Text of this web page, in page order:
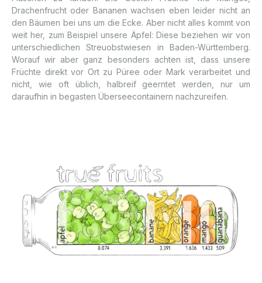
Drachenfrucht oder Bananen wachsen eben leider nicht an
den Bäumen bei uns um die Ecke. Aber nicht alles kommt von
weit her, zum Beispiel unsere Äpfel: Diese beziehen wir von
unterschiedlichen Streuobstwiesen in Baden-Württemberg.
Worauf wir aber ganz besonders achten ist, dass unsere
Früchte direkt vor Ort zu Püree oder Mark verarbeitet und
nicht, wie oft üblich, halbreif geerntet werden, nur um
daraufhin in begasten Überseecontainern nachzureifen.